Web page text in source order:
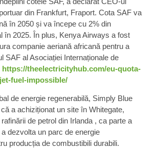
din Frankfurt, Fraport. Cota SAF va
în 2050 și va începe cu 2% din
în 2025. În plus, Kenya Airways a fost
companie aeriană africană pentru a
SAF al Asociației Internaționale de
https://theelectricityhub.com/eu-quota-
fuel-impossible/
de energie regenerabilă, Simply Blue
a achiziționat un site în Whitegate,
de petrol din Irlanda , ca parte a
dezvolta un parc de energie
producția de combustibili durabili.